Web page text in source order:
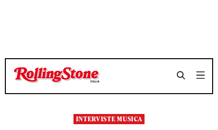
TEMPO DI LETTURA 6 MINUTI SHARE
TEMPO DI LETTURA 6 MINUTI SHARE
INTERVISTE MUSICA